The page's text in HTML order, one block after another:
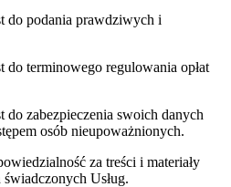
do podania prawdziwych i
terminowego regulowania opłat
zabezpieczenia swoich danych
osób nieupoważnionych.
za treści i materiały
Usług.